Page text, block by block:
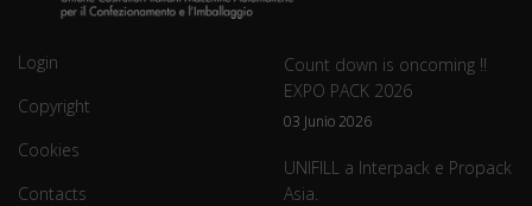
Login
Copyright
Cookies
Contacts
Count down is oncoming !!
EXPO PACK 2026
03 Junio 2026
UNIFILL a Interpack e Propack
Asia.